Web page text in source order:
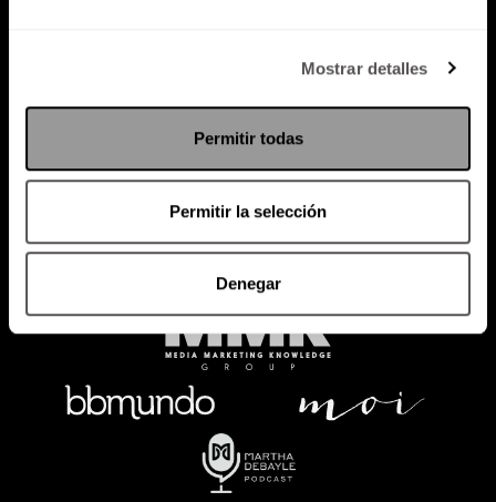
Mostrar detalles
Permitir todas
Permitir la selección
Denegar
Política de Privacidad
PODCAST RADIO MARTHA EVENTOS
SACA TU ID